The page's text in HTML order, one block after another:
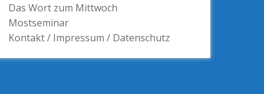
Das Wort zum Mittwoch
Mostseminar
Kontakt / Impressum / Datenschutz